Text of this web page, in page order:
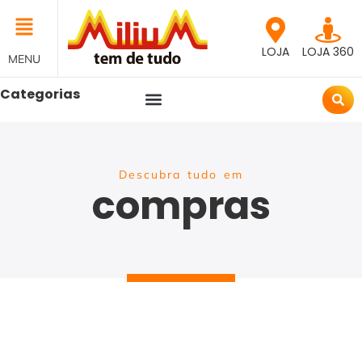
MENU LOJA LOJA 360
Categorias
Descubra tudo em
compras